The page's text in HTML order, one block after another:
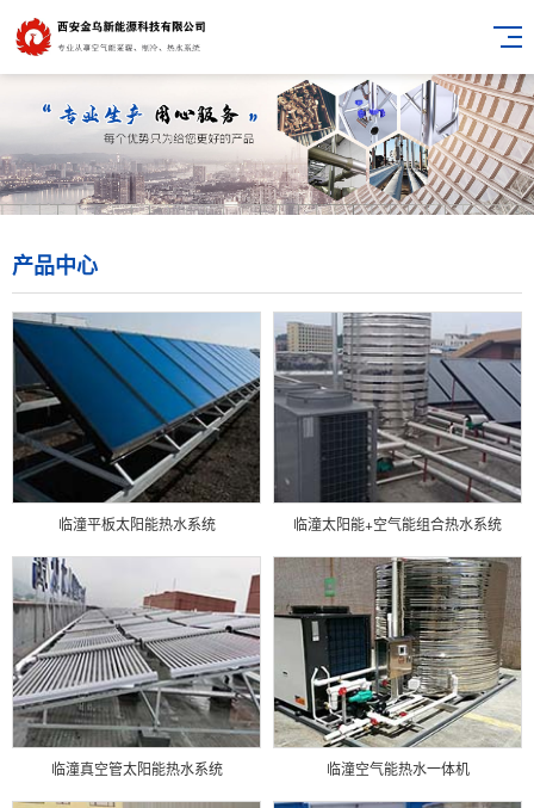
产品中心
临潼平板太阳能热水系统 临潼太阳能+空气能组合热水系统
临潼真空管太阳能热水系统 临潼空气能热水一体机